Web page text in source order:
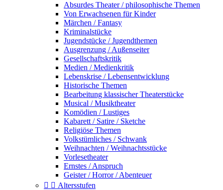
Absurdes Theater / philosophische Themen
Von Erwachsenen für Kinder
Märchen / Fantasy
Kriminalstücke
Jugendstücke / Jugendthemen
Ausgrenzung / Außenseiter
Gesellschaftskritik
Medien / Medienkritik
Lebenskrise / Lebensentwicklung
Historische Themen
Bearbeitung klassischer Theaterstücke
Musical / Musiktheater
Komödien / Lustiges
Kabarett / Satire / Sketche
Religiöse Themen
Volkstümliches / Schwank
Weihnachten / Weihnachtsstücke
Vorlesetheater
Ernstes / Anspruch
Geister / Horror / Abenteuer
  Altersstufen